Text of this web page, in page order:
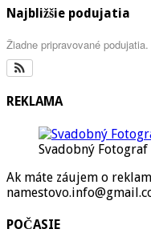
Najbližšie podujatia
Žiadne pripravované podujatia.
REKLAMA
Svadobný
Ak máte záujem o
POČASIE